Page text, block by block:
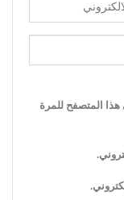
المتصفح للمرة